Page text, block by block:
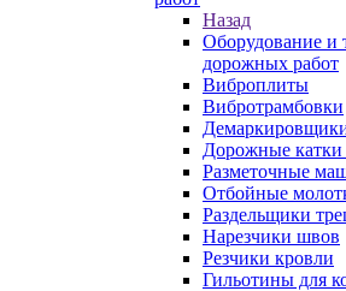
Назад
Оборудование и
дорожных работ
Виброплиты
Вибротрамбовки
Дорожные катки
Разметочные
Отбойные
Раздельщики
Нарезчики швов
Резчики кровли
Гильотины для